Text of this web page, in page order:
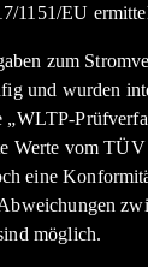
1151/EU
zum
und wurden
„WLTP-
Werte vom
eine
möglich.